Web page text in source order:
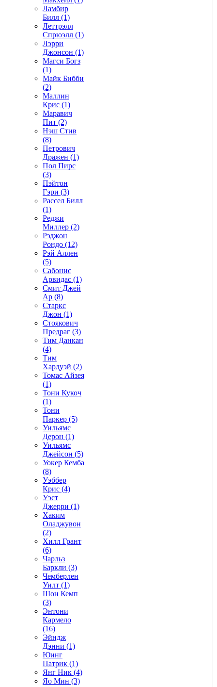
Ламбир
Билл (1)
Леттрэлл
Спрюэлл (1)
Лэрри
Джонсон (1)
Магси Богз
(1)
Майк Бибби
(2)
Маллин
Крис (1)
Маравич
Пит (2)
Нэш Стив
(8)
Петрович
Дражен (1)
Пол Пирс
(3)
Пэйтон
Гэри (3)
Рассел Билл
(1)
Реджи
Миллер (2)
Рэджон
Рондо (12)
Рэй Аллен
(5)
Сабонис
Арвидас (1)
Смит Джей
Ар (8)
Старкс
Джон (1)
Стоякович
Предраг (3)
Тим Данкан
(4)
Тим
Хардуэй (2)
Томас Айзея
(1)
Тони Кукоч
(1)
Тони
Паркер (5)
Уильямс
Дерон (1)
Уильямс
Джейсон (5)
Уокер Кемба
(8)
Уэббер
Крис (4)
Уэст
Джерри (1)
Хаким
Оладжувон
(2)
Хилл Грант
(6)
Чарльз
Баркли (3)
Чемберлен
Уилт (1)
Шон Кемп
(3)
Энтони
Кармело
(16)
Эйндж
Дэнни (1)
Юинг
Патрик (1)
Янг Ник (4)
Яо Мин (3)